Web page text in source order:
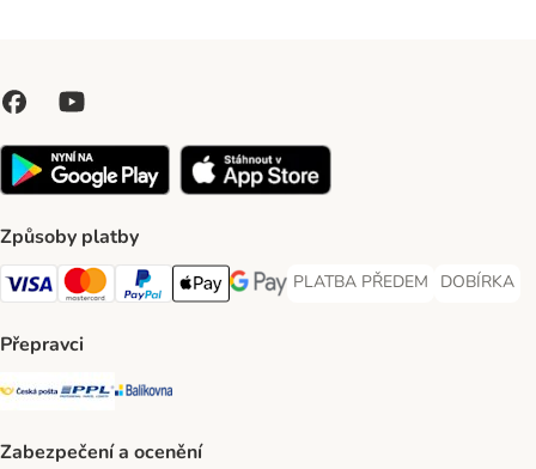
Způsoby platby
Visa Payment Method
Mastercard Payment Method
PayPal Payment Method
Apple pay Payment Method
GooglePay Payment Method
PLATBA PŘEDEM
PLATBA PŘEDEM Payment
DOBÍRKA
DOBÍRKA
Přepravci
Česká pošta Shipping Method
PPL Shipping Method
Balíkovna Shipping Method
Zabezpečení a ocenění